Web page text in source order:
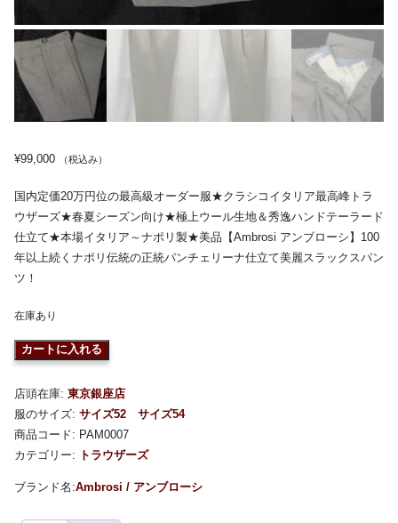
¥99,000 （税込み）
国内定価20万円位の最高級オーダー服★クラシコイタリア最高峰トラ
ウザーズ★春夏シーズン向け★極上ウール生地＆秀逸ハンドテーラード
仕立て★本場イタリア～ナポリ製★美品【Ambrosi アンブローシ】100
年以上続くナポリ伝統の正統パンチェリーナ仕立て美麗スラックスパン
ツ！
在庫あり
カートに入れる
店頭在庫: 東京銀座店
服のサイズ: サイズ52
サイズ54
商品コード: PAM0007
カテゴリー:
トラウザーズ
Ambrosi / アンブローシ